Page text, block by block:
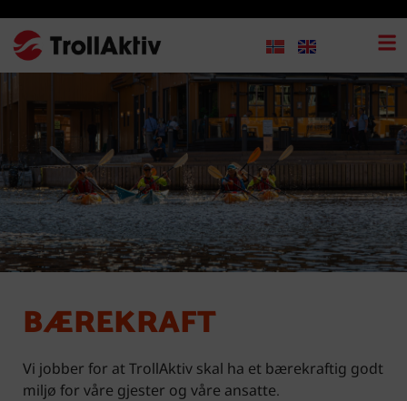
BÆREKRAFT
Vi jobber for at TrollAktiv skal ha et bærekraftig godt
miljø for våre gjester og våre ansatte.